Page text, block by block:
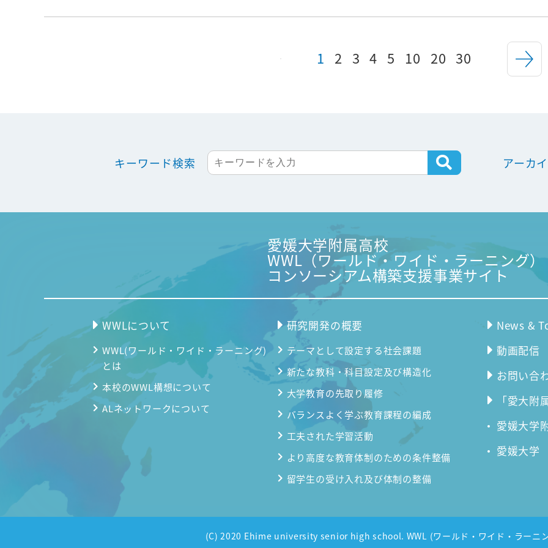
1 2 3 4 5 10 20 30
キーワード検索 アーカ
愛媛大学附属高校
WWL（ワールド・ワイド・ラーニング）
コンソーシアム構築支援事業サイト
WWLについて
WWL(ワールド・ワイド・ラーニング)
とは
本校のWWL構想について
ALネットワークについて
研究開発の概要
テーマとして設定する社会課題
新たな教科・科目設定及び構造化
大学教育の先取り履修
バランスよく学ぶ教育課程の編成
工夫された学習活動
より高度な教育体制のための条件整備
留学生の受け入れ及び体制の整備
News &
動画配信
お問い合
「愛大
愛媛大学
愛媛大学
(C) 2020 Ehime university senior high school. WWL (ワールド・ワイド・ラーニ